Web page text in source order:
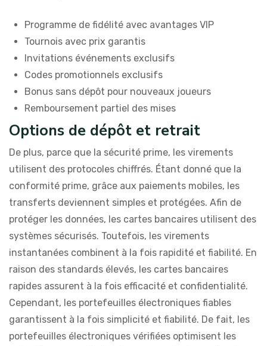
Programme de fidélité avec avantages VIP
Tournois avec prix garantis
Invitations événements exclusifs
Codes promotionnels exclusifs
Bonus sans dépôt pour nouveaux joueurs
Remboursement partiel des mises
Options de dépôt et retrait
De plus, parce que la sécurité prime, les virements
utilisent des protocoles chiffrés. Étant donné que la
conformité prime, grâce aux paiements mobiles, les
transferts deviennent simples et protégées. Afin de
protéger les données, les cartes bancaires utilisent des
systèmes sécurisés. Toutefois, les virements
instantanées combinent à la fois rapidité et fiabilité. En
raison des standards élevés, les cartes bancaires
rapides assurent à la fois efficacité et confidentialité.
Cependant, les portefeuilles électroniques fiables
garantissent à la fois simplicité et fiabilité. De fait, les
portefeuilles électroniques vérifiées optimisent les